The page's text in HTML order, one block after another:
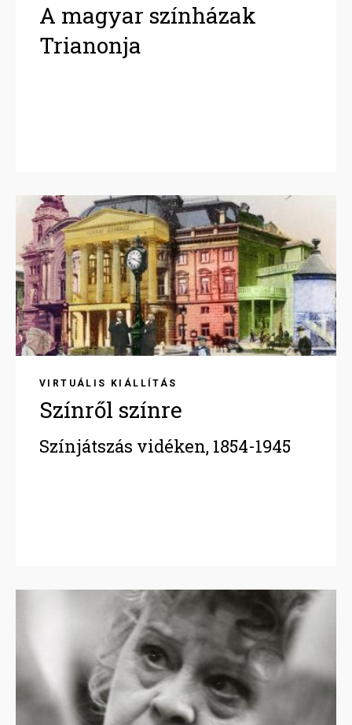
A magyar színházak
Trianonja
Image
VIRTUÁLIS KIÁLLÍTÁS
Színről színre
Színjátszás vidéken, 1854-1945